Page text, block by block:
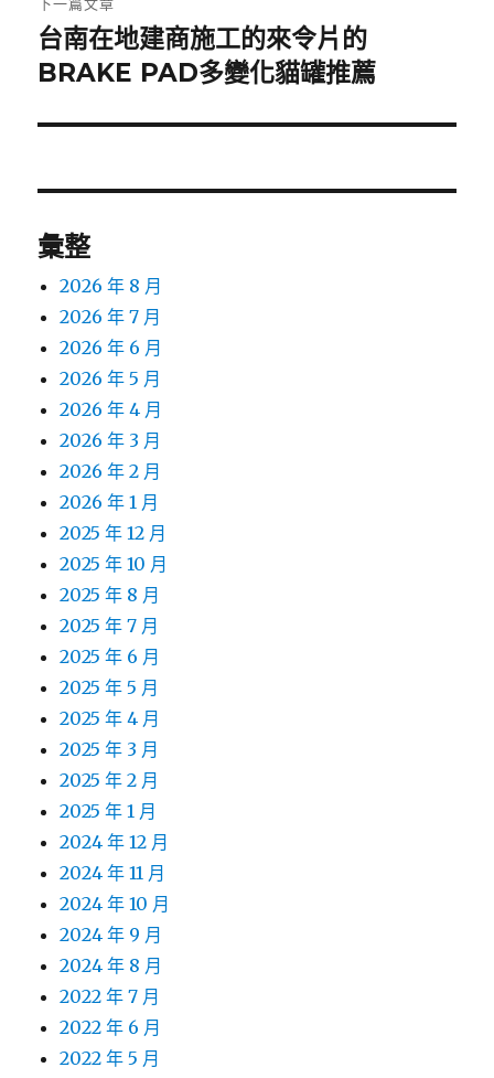
下
一
文
台南在地建商施工的來令片的
BRAKE PAD多變化貓罐推薦
彙整
2026 年 8 月
2026 年 7 月
2026 年 6 月
2026 年 5 月
2026 年 4 月
2026 年 3 月
2026 年 2 月
2026 年 1 月
2025 年 12 月
2025 年 10 月
2025 年 8 月
2025 年 7 月
2025 年 6 月
2025 年 5 月
2025 年 4 月
2025 年 3 月
2025 年 2 月
2025 年 1 月
2024 年 12 月
2024 年 11 月
2024 年 10 月
2024 年 9 月
2024 年 8 月
2022 年 7 月
2022 年 6 月
2022 年 5 月